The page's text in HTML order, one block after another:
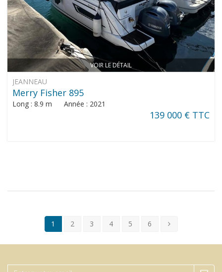
VOIR LE DÉTAIL
JEANNEAU
Merry Fisher 895
Long : 8.9 m Année : 2021
139 000 € TTC
1 2 3 4 5 6